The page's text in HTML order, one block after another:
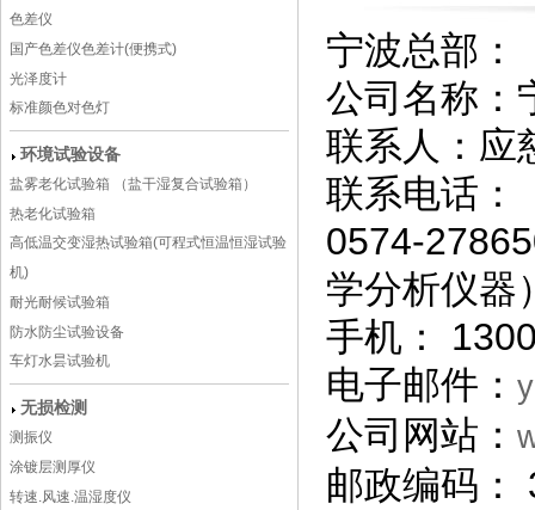
色差仪
国产色差仪色差计(便携式)
光泽度计
标准颜色对色灯
环境试验设备
盐雾老化试验箱 （盐干湿复合试验箱）
热老化试验箱
高低温交变湿热试验箱(可程式恒温恒湿试验
机)
耐光耐候试验箱
防水防尘试验设备
车灯水昙试验机
无损检测
测振仪
涂镀层测厚仪
转速.风速.温湿度仪
宁波总部：
公司名称：
联系人：应
联系电话：
0574-
学分析仪器
手机：
电子邮件：
公司网站：
邮政编码